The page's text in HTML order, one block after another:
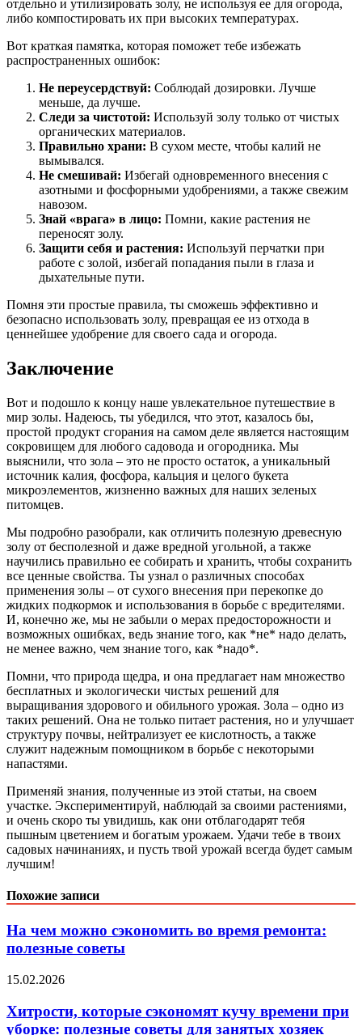
отдельно и утилизировать золу, не используя ее для огорода,
либо компостировать их при высоких температурах.
Вот краткая памятка, которая поможет тебе избежать
распространенных ошибок:
Не переусердствуй: Соблюдай дозировки. Лучше
меньше, да лучше.
Следи за чистотой: Используй золу только от чистых
органических материалов.
Правильно храни: В сухом месте, чтобы калий не
вымывался.
Не смешивай: Избегай одновременного внесения с
азотными и фосфорными удобрениями, а также свежим
навозом.
Знай «врага» в лицо: Помни, какие растения не
переносят золу.
Защити себя и растения: Используй перчатки при
работе с золой, избегай попадания пыли в глаза и
дыхательные пути.
Помня эти простые правила, ты сможешь эффективно и
безопасно использовать золу, превращая ее из отхода в
ценнейшее удобрение для своего сада и огорода.
Заключение
Вот и подошло к концу наше увлекательное путешествие в
мир золы. Надеюсь, ты убедился, что этот, казалось бы,
простой продукт сгорания на самом деле является настоящим
сокровищем для любого садовода и огородника. Мы
выяснили, что зола – это не просто остаток, а уникальный
источник калия, фосфора, кальция и целого букета
микроэлементов, жизненно важных для наших зеленых
питомцев.
Мы подробно разобрали, как отличить полезную древесную
золу от бесполезной и даже вредной угольной, а также
научились правильно ее собирать и хранить, чтобы сохранить
все ценные свойства. Ты узнал о различных способах
применения золы – от сухого внесения при перекопке до
жидких подкормок и использования в борьбе с вредителями.
И, конечно же, мы не забыли о мерах предосторожности и
возможных ошибках, ведь знание того, как *не* надо делать,
не менее важно, чем знание того, как *надо*.
Помни, что природа щедра, и она предлагает нам множество
бесплатных и экологически чистых решений для
выращивания здорового и обильного урожая. Зола – одно из
таких решений. Она не только питает растения, но и улучшает
структуру почвы, нейтрализует ее кислотность, а также
служит надежным помощником в борьбе с некоторыми
напастями.
Применяй знания, полученные из этой статьи, на своем
участке. Экспериментируй, наблюдай за своими растениями,
и очень скоро ты увидишь, как они отблагодарят тебя
пышным цветением и богатым урожаем. Удачи тебе в твоих
садовых начинаниях, и пусть твой урожай всегда будет самым
лучшим!
Похожие записи
На чем можно сэкономить во время ремонта:
полезные советы
15.02.2026
Хитрости, которые сэкономят кучу времени при
уборке: полезные советы для занятых хозяек